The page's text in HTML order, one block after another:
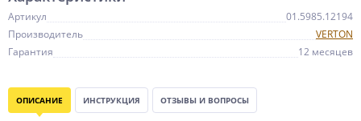
Артикул
01.5985.12194
Производитель
VERTON
Гарантия
12 месяцев
ОПИСАНИЕ ИНСТРУКЦИЯ ОТЗЫВЫ И ВОПРОСЫ